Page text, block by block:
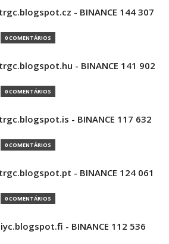
- BINANCE 144 307
0 COMENTÁRIOS
- BINANCE 141 902
0 COMENTÁRIOS
- BINANCE 117 632
0 COMENTÁRIOS
- BINANCE 124 061
0 COMENTÁRIOS
- BINANCE 112 536